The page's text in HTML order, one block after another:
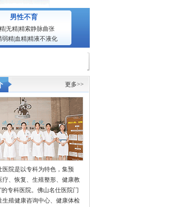
男性不育
|无精|精索静脉曲张
弱精| 血精|精液不液化
更多>>
医院是以专科为特色，集预
疗、恢复、生殖整形、健康教
的专科医院。佛山名仕医院门
生殖健康咨询中心、健康体检